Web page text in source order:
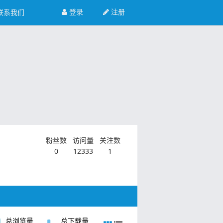
注册
登录
系我们
粉丝数
0
访问量
12333
关注数
1
总浏览量 总下载量